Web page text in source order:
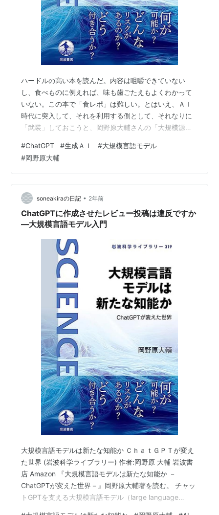
ハードルの高い本を読んだ。内容は咀嚼できていない
し、食べものに例えれば、味も歯ごたえもよくわかって
いない。この本で「食レポ」は難しい。とはいえ、ＡＩ
時代に突入して、それを利用する側として、それなりに
「武装」しておこうと、岡野原大輔さんの「大規模源モ
に習うのが一番。ＩＴ会社の創業者・経営者だそうだ。
詳しいことはわからないが、少しは分かった気にさせて
くれた本ではあった。 大規模言語モデルは新たな知能か
ＣｈａｔＧＰＴが変えた世界 (岩波科学ライブラリー) 作
者:岡野原 大輔 岩波書店 Amazon 外国の人にメールを書
くときや、辞書を持っていない言…
#ChatGPT #生成ＡＩ #大規模言語モデル
#岡野原大輔
soneakiraの日記 • 2年前
ChatGPTに作成させたレビュー投稿は違反ですか
―大規模言語モデル入門
大規模言語モデルは新たな知能か ＣｈａｔＧＰＴが変え
た世界 (岩波科学ライブラリー) 作者:岡野原 大輔 岩波書
店 Amazon 『大規模言語モデルは新たな知能か －
ChatGPTが変えた世界－』岡野原大輔著を読む。 チャッ
トGPTを支える大規模言語モデル（large language